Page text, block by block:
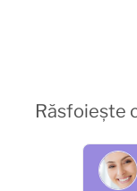
Răsfoiește